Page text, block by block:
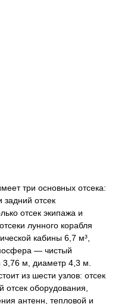
три основных отсека:
задний отсек
отсек экипажа и
лунного корабля
кабины 6,7 м³,
— чистый
3,76 м, диаметр 4,3 м.
из шести узлов: отсек
отсек оборудования,
антенн, тепловой и